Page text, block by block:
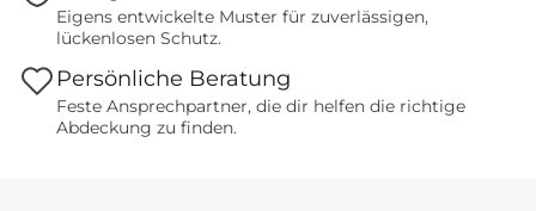
Eigens entwickelte Muster für zuverlässigen,
lückenlosen Schutz.
Persönliche Beratung
Feste Ansprechpartner, die dir helfen die richtige
Abdeckung zu finden.